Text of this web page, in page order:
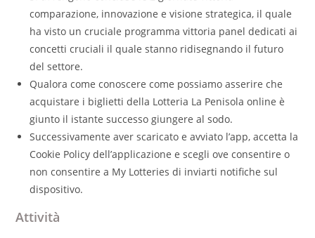
comparazione, innovazione e visione strategica, il quale
ha visto un cruciale programma vittoria panel dedicati ai
concetti cruciali il quale stanno ridisegnando il futuro
del settore.
Qualora come conoscere come possiamo asserire che
acquistare i biglietti della Lotteria La Penisola online è
giunto il istante successo giungere al sodo.
Successivamente aver scaricato e avviato l’app, accetta la
Cookie Policy dell’applicazione e scegli ove consentire o
non consentire a My Lotteries di inviarti notifiche sul
dispositivo.
Attività